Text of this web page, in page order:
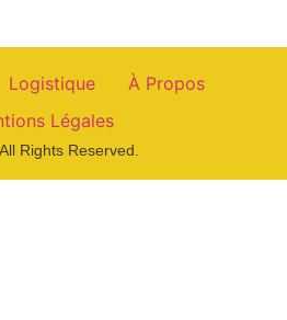
Logistique
À Propos
Légales
Rights Reserved.